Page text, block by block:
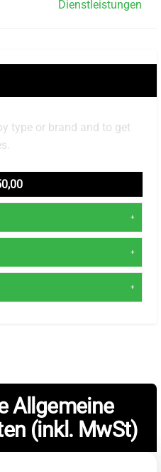
Dienstleistungen
type or brand and to get
Allgemeine
(inkl. MwSt)